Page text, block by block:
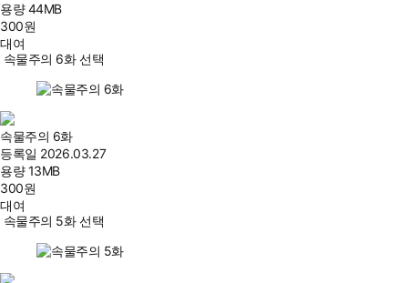
용량44MB
300원
대여
속물주의 6화 선택
속물주의 6화
등록일 2026.03.27
용량13MB
300원
대여
속물주의 5화 선택